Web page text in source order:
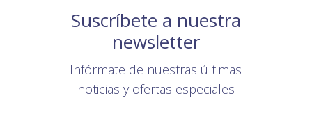
Suscríbete a nuestra
newsletter
Infórmate de nuestras últimas
noticias y ofertas especiales